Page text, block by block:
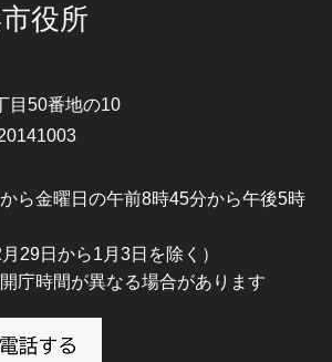
役所
目50番地の10
ら金曜日の午前8時45分から午後5時
29日から1月3日を除く）
庁時間が異なる場合があります